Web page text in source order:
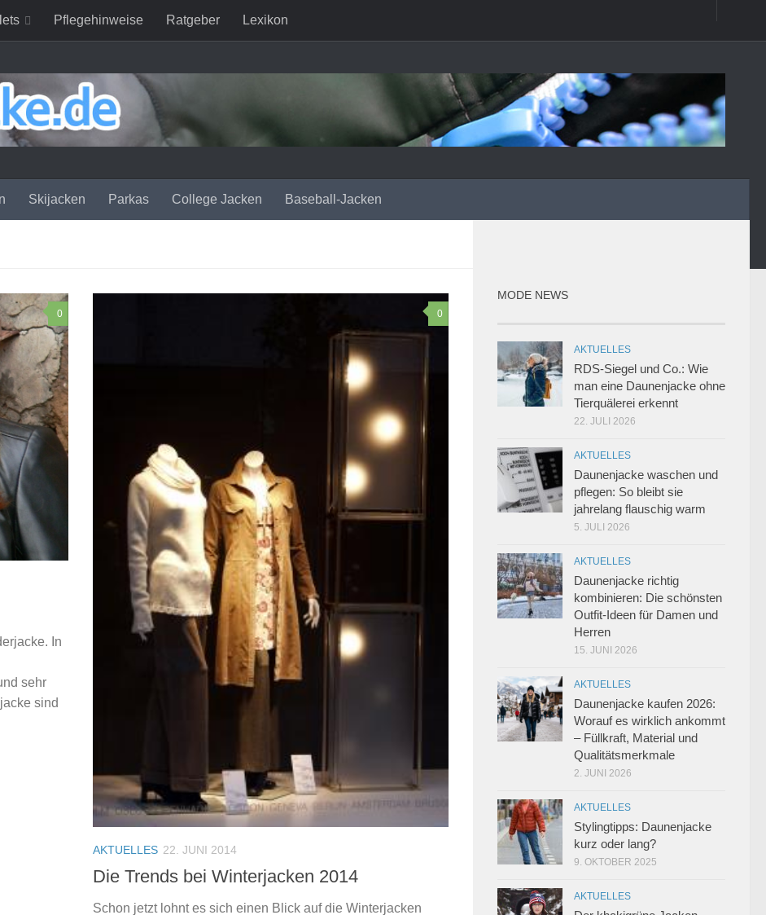
Pflegehinweise Ratgeber Lexikon
Skijacken Parkas College Jacken Baseball-Jacken
0
In
sehr
sind
0
AKTUELLES 22. JUNI 2014
Die Trends bei Winterjacken 2014
Schon jetzt lohnt es sich einen Blick auf die Winterjacken
MODE NEWS
AKTUELLES
RDS-Siegel und Co.: Wie
man eine Daunenjacke ohne
Tierquälerei erkennt
22. JULI 2026
AKTUELLES
Daunenjacke waschen und
pflegen: So bleibt sie
jahrelang flauschig warm
5. JULI 2026
AKTUELLES
Daunenjacke richtig
kombinieren: Die schönsten
Outfit-Ideen für Damen und
Herren
15. JUNI 2026
AKTUELLES
Daunenjacke kaufen 2026:
Worauf es wirklich ankommt
– Füllkraft, Material und
Qualitätsmerkmale
2. JUNI 2026
AKTUELLES
Stylingtipps: Daunenjacke
kurz oder lang?
9. OKTOBER 2025
AKTUELLES